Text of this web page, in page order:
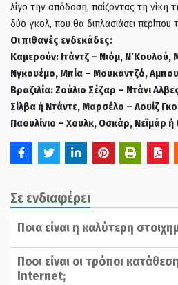
λίγο την απόδοση, παίζοντας τη νίκη
δύο γκολ, που θα διπλασιάσει περίπου
Οι πιθανές ενδεκάδες:
Καμερούν: Ιτάντζ – Νιόμ, Ν’Κουλού,
Νγκουέμο, Μπία – Μουκαντζό,
Βραζιλία: Ζούλιο Σέζαρ – Ντάνι
Σίλβα ή Ντάντε, Μαρσέλο – Λουίζ
Παουλίνιο – Χουλκ, Οσκάρ, Νεϊμάρ
Σε ενδιαφέρει
Ποια είναι η καλύτερη
Ποοι είναι οι τρόποι
Internet;